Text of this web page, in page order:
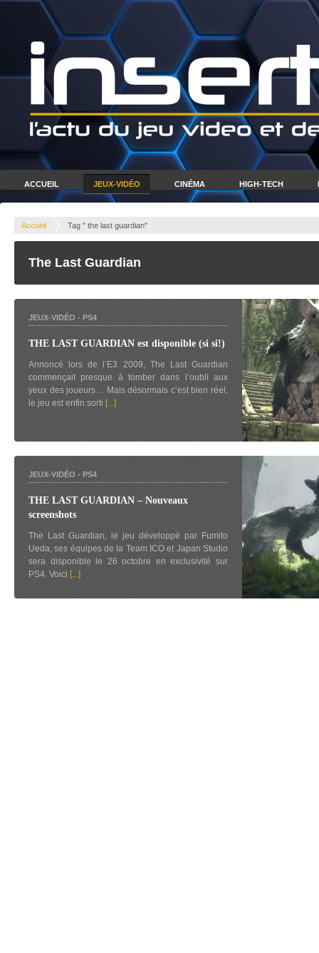
ACCUEIL JEUX-VIDÉO CINÉMA HIGH-TECH
Accueil Tag " the last guardian"
The Last Guardian
JEUX-VIDÉO - PS4
THE LAST GUARDIAN est disponible (si si!)
Annoncé lors de l’E3 2009, The Last Guardian
commençait presque à tomber dans l’oubli aux
yeux des joueurs… Mais désormais c’est bien réel,
le jeu est enfin sorti [...]
JEUX-VIDÉO - PS4
THE LAST GUARDIAN – Nouveaux
screenshots
The Last Guardian, le jeu développé par Fumito
Ueda, ses équipes de la Team ICO et Japan Studio
sera disponible le 26 octobre en exclusivité sur
PS4. Voici [...]